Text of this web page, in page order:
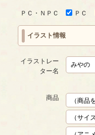
ＰＣ・ＮＰＣ ＰＣ
イラスト情報
イラストレー
ター名
商品